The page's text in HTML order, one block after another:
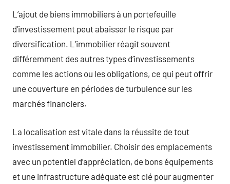
L’ajout de biens immobiliers à un portefeuille
d’investissement peut abaisser le risque par
diversification. L’immobilier réagit souvent
différemment des autres types d’investissements
comme les actions ou les obligations, ce qui peut offrir
une couverture en périodes de turbulence sur les
marchés financiers.
La localisation est vitale dans la réussite de tout
investissement immobilier. Choisir des emplacements
avec un potentiel d’appréciation, de bons équipements
et une infrastructure adéquate est clé pour augmenter